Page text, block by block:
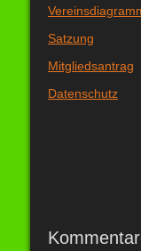
Satzung
Mitgliedsantrag
Datenschutz